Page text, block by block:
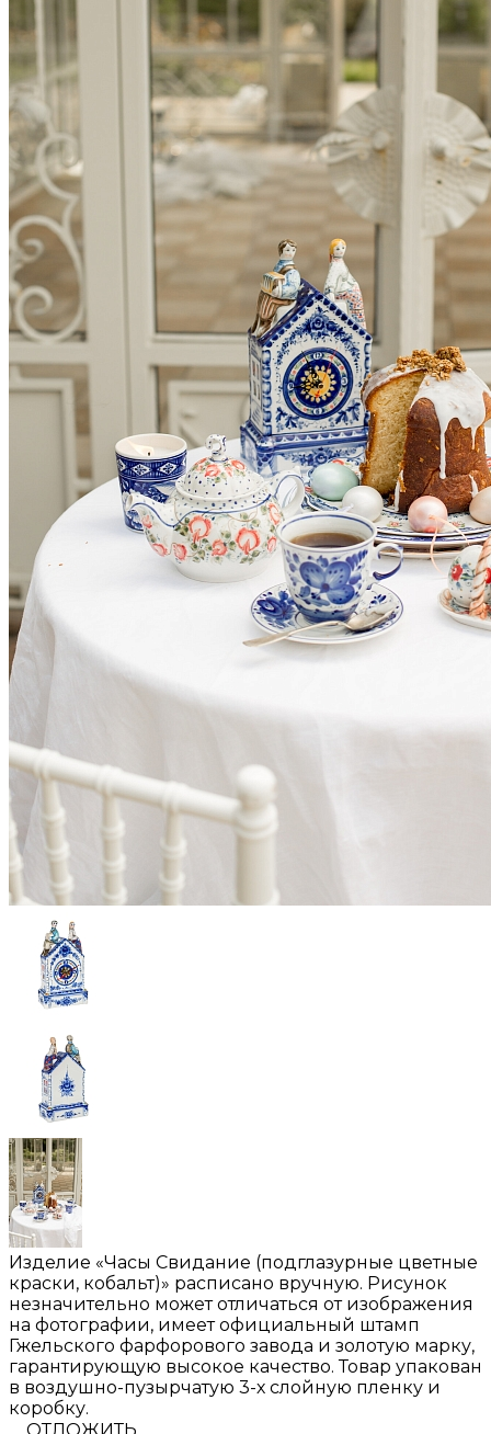
Изделие «Часы Свидание (подглазурные цветные
краски, кобальт)» расписано вручную. Рисунок
незначительно может отличаться от изображения
на фотографии, имеет официальный штамп
Гжельского фарфорового завода и золотую марку,
гарантирующую высокое качество. Товар упакован
в воздушно-пузырчатую 3-х слойную пленку и
коробку.